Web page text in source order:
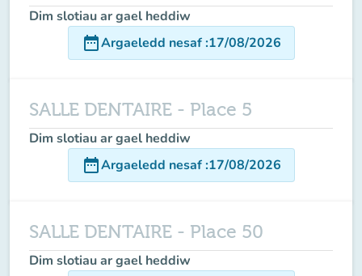
Dim slotiau ar gael heddiw
date_rangeArgaeledd nesaf:17/08/2026
SALLE DENTAIRE - Place 5
Dim slotiau ar gael heddiw
date_rangeArgaeledd nesaf:17/08/2026
SALLE DENTAIRE - Place 50
Dim slotiau ar gael heddiw